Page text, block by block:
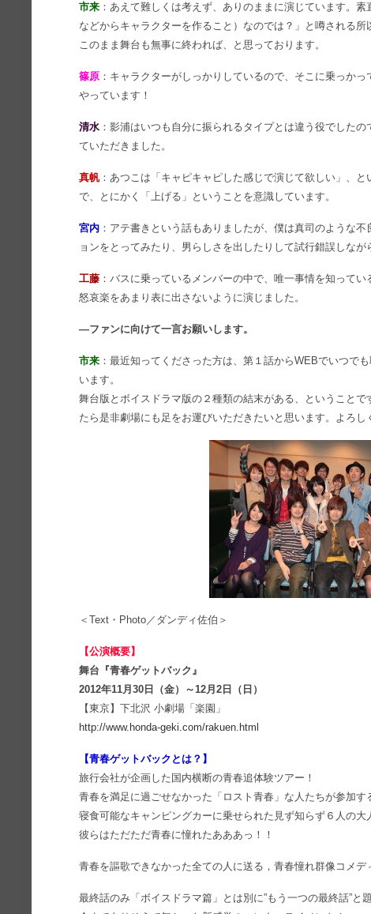
市来 ：あえて難しくは考えず、ありのままに演じています。
などからキャラクターを作ること）なのでは？」と噂される所
このまま舞台も無事に終われば、と思っております。
篠原 ：キャラクターがしっかりしているので、そこに乗っか
やっています！
清水 ：影浦はいつも自分に振られるタイプとは違う役でした
ていただきました。
真帆：あつこは「キャピキャピした感じで演じて欲しい」、
で、とにかく「上げる」ということを意識しています。
宮内 ：アテ書きという話もありましたが、僕は真司のような
ョンをとってみたり、男らしさを出したりして試行錯誤しなが
工藤 ：バスに乗っているメンバーの中で、唯一事情を知って
怒哀楽をあまり表に出さないように演じました。
―ファンに向けて一言お願いします。
市来 ：最近知ってくださった方は、第１話からWEBでいつで
います。
舞台版とボイスドラマ版の２種類の結末がある、ということ
たら是非劇場にも足をお運びいただきたいと思います。よろし
＜Text・Photo／ダンディ佐伯＞
【公演概要】
舞台『青春ゲットバック』
2012年11月30日（金）～12月2日（日）
【東京】下北沢 小劇場「楽園」
http://www.honda-geki.com/rakuen.html
【青春ゲットバックとは？】
旅行会社が企画した国内横断の青春追体験ツアー！
青春を満足に過ごせなかった「ロスト青春」な人たちが参加す
寝食可能なキャンピングカーに乗せられた見ず知らず６人の大
彼らはただただ青春に憧れたあああっ！！
青春を謳歌できなかった全ての人に送る，青春憧れ群像コメデ
最終話のみ「ボイスドラマ篇」とは別に”もう一つの最終話”と